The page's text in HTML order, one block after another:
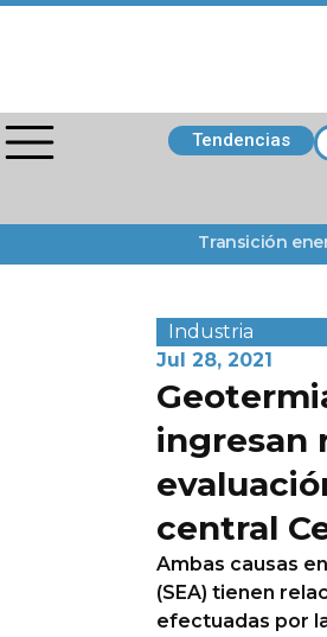
Tendencias
Transición
Industria
Jul 28, 2021
ingresan
central
Ambas causas
(SEA) tienen
efectuadas por